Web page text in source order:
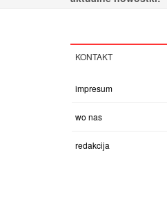
KONTAKT
impresum
wo nas
redakcija